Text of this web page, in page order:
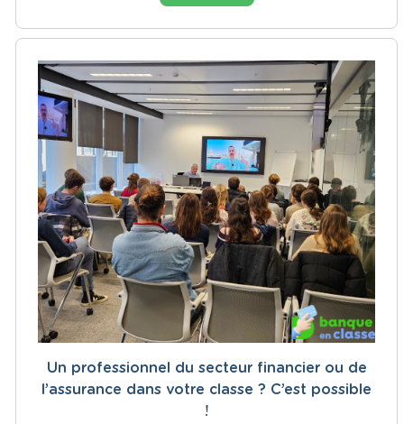
Un professionnel du secteur financier ou de
l’assurance dans votre classe ? C’est possible
!